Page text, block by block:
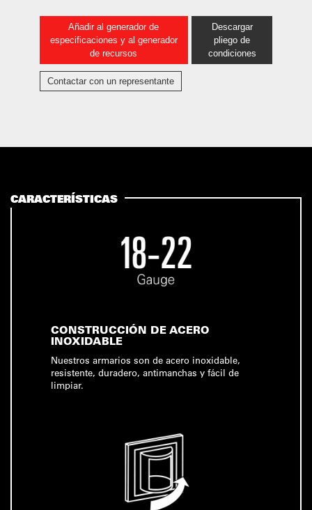
Añadir al generador de
especificaciones y al generador
de recursos
Descargar
pliego de
condiciones
Contactar con un representante
CARACTERÍSTICAS
CONSTRUCCIÓN DE ACERO
INOXIDABLE
Nuestros armarios son de acero inoxidable,
resistente, duradero, antimanchas y fácil de
limpiar.